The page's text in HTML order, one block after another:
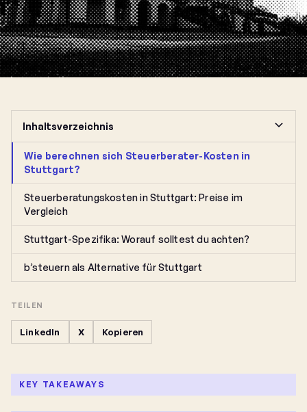
Inhaltsverzeichnis
Wie berechnen sich Steuerberater-Kosten in
Stuttgart?
Steuerberatungskosten in Stuttgart: Preise im
Vergleich
Stuttgart-Spezifika: Worauf solltest du achten?
b’steuern als Alternative für Stuttgart
TEILEN
LinkedIn X Kopieren
KEY TAKEAWAYS